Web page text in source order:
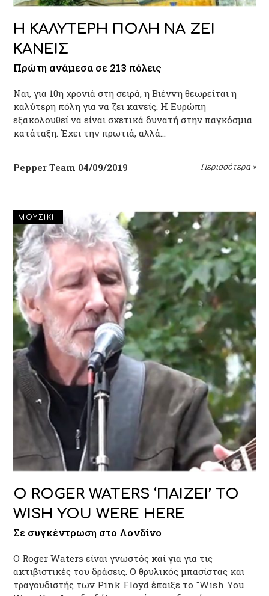
Η ΚΑΛΥΤΕΡΗ ΠΟΛΗ ΝΑ ΖΕΙ
ΚΑΝΕΙΣ
Πρώτη ανάμεσα σε 213 πόλεις
Ναι, για 10η χρονιά στη σειρά, η Βιέννη θεωρείται η
καλύτερη πόλη για να ζει κανείς. Η Ευρώπη
εξακολουθεί να είναι σχετικά δυνατή στην παγκόσμια
κατάταξη. Έχει την πρωτιά, αλλά…
Pepper Team 04/09/2019 Περισσότερα »
ΜΟΥΣΙΚΗ
O ROGER WATERS ‘ΠΑΙΖΕΙ’ ΤΟ
WISH YOU WERE HERE
Σε συγκέντρωση στο Λονδίνο
O Roger Waters είναι γνωστός καί για για τις
ακτιβιστικές του δράσεις. Ο θρυλικός μπασίστας και
τραγουδιστής των Pink Floyd έπαιξε το "Wish You